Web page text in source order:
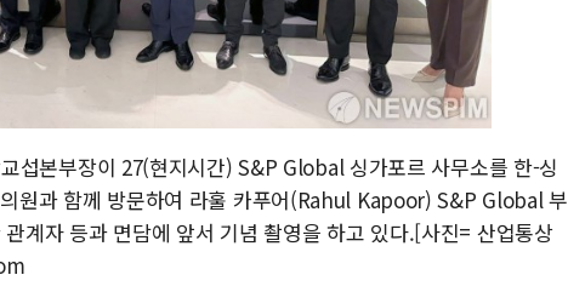
섭본부장이 27(현지시간) S&P Global 싱가포르 사무소를 한-싱
원과 함께 방문하여 라훌 카푸어(Rahul Kapoor) S&P Global 부
계자 등과 면담에 앞서 기념 촬영을 하고 있다.[사진= 산업통상